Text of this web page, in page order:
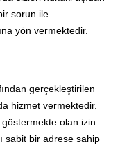
sorun ile
yön vermektedir.
gerçekleştirilen
hizmet vermektedir.
olan izin
sabit bir adrese sahip